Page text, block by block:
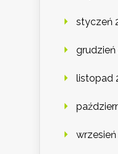
styczeń
grudzień
listopad
wrzesień